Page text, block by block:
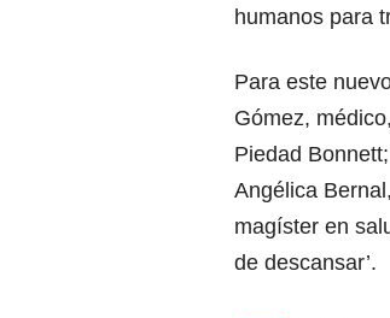
humanos para
Para este
Gómez,
Piedad
Angélica
magíster en
de descansar’.